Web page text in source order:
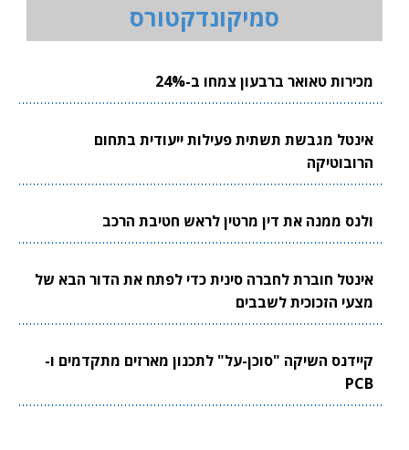
סמיקונדקטורס
מכירות טאואר ברבעון צמחו ב-24%
אינטל מגבשת תשתית פעילות ייעודית בתחום
הרובוטיקה
ולנס ממנה את דין מרטין לראש חטיבת הרכב
אינטל חוברת לחברה סינית כדי לפתח את הדור הבא של
מצעי הזכוכית לשבבים
קיידנס השיקה "סוכן-על" לתכנון מארזים מתקדמים ו-
PCB